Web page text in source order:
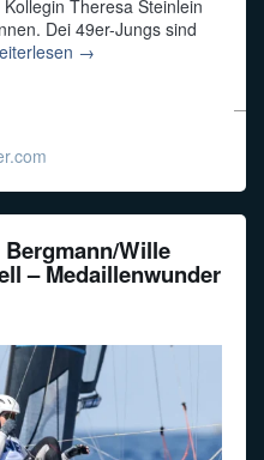
Theresa Steinlein
Dei 49er-Jungs sind
→
Bergmann/Wille
– Medaillenwunder